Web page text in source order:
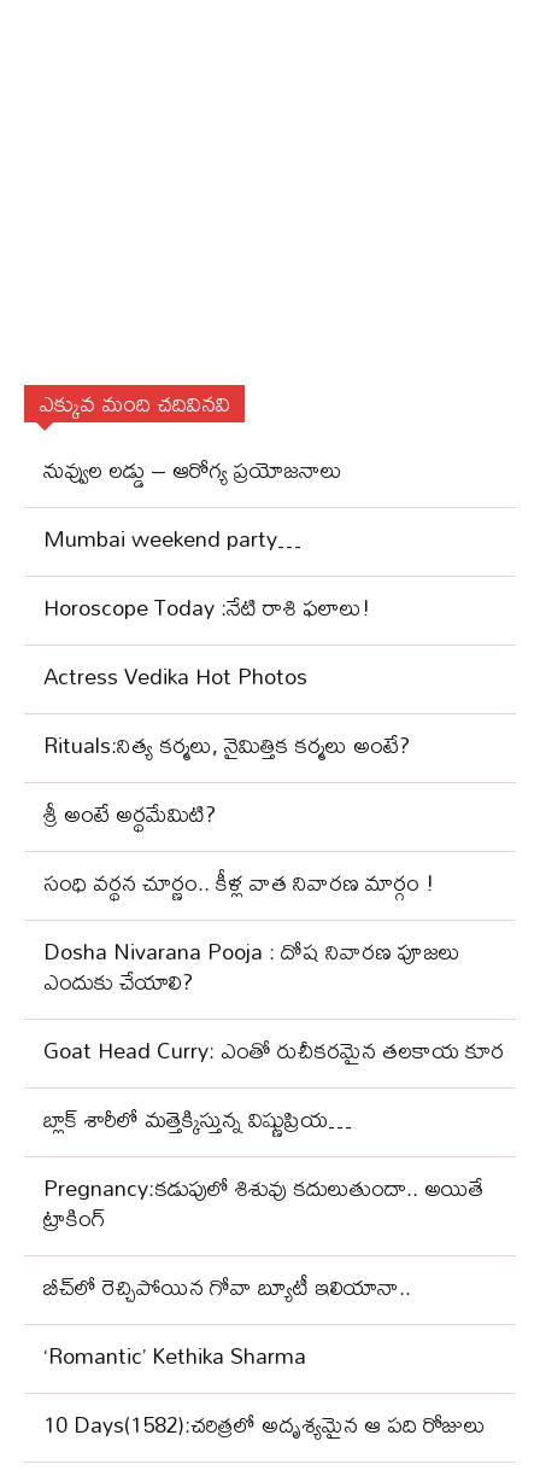
ఎక్కువ మంది చదివినవి
నువ్వుల లడ్డు – ఆరోగ్య ప్రయోజనాలు
Mumbai weekend party…
Horoscope Today :నేటి రాశి ఫలాలు!
Actress Vedika Hot Photos
Rituals:నిత్య కర్మలు, నైమిత్తిక కర్మలు అంటే?
శ్రీ అంటే అర్థమేమిటి?
సంధి వ‌ర్థ‌న చూర్ణం.. కీళ్ల వాత నివార‌ణ మార్గం !
Dosha Nivarana Pooja : దోష నివారణ పూజలు
ఎందుకు చేయాలి?
Goat Head Curry: ఎంతో రుచీకరమైన తలకాయ కూర
బ్లాక్‌ శారీలో మత్తెక్కిస్తున్న విష్ణుప్రియ…
Pregnancy:కడుపులో శిశువు కదులుతుందా.. అయితే
ట్రాకింగ్
బీచ్‌లో రెచ్చిపోయిన గోవా బ్యూటీ ఇలియానా..
‘Romantic’ Kethika Sharma
10 Days(1582):చరిత్రలో అదృశ్యమైన ఆ పది రోజులు